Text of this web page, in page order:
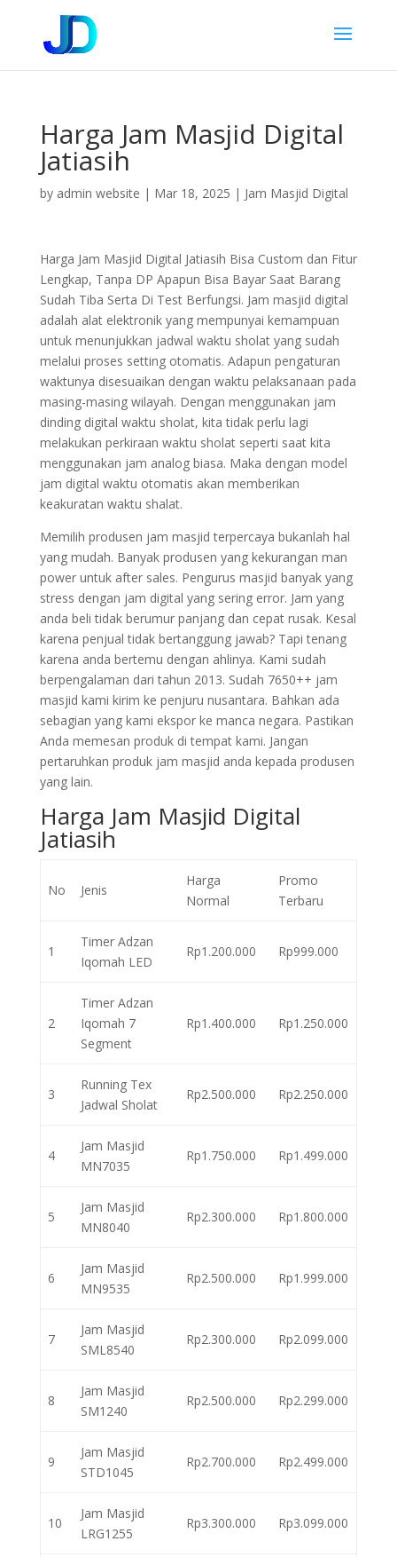
Harga Jam Masjid Digital
Jatiasih
by admin website | Mar 18, 2025 | Jam Masjid Digital
Harga Jam Masjid Digital Jatiasih Bisa Custom dan Fitur
Lengkap, Tanpa DP Apapun Bisa Bayar Saat Barang
Sudah Tiba Serta Di Test Berfungsi. Jam masjid digital
adalah alat elektronik yang mempunyai kemampuan
untuk menunjukkan jadwal waktu sholat yang sudah
melalui proses setting otomatis. Adapun pengaturan
waktunya disesuaikan dengan waktu pelaksanaan pada
masing-masing wilayah. Dengan menggunakan jam
dinding digital waktu sholat, kita tidak perlu lagi
melakukan perkiraan waktu sholat seperti saat kita
menggunakan jam analog biasa. Maka dengan model
jam digital waktu otomatis akan memberikan
keakuratan waktu shalat.
Memilih produsen jam masjid terpercaya bukanlah hal
yang mudah. Banyak produsen yang kekurangan man
power untuk after sales. Pengurus masjid banyak yang
stress dengan jam digital yang sering error. Jam yang
anda beli tidak berumur panjang dan cepat rusak. Kesal
karena penjual tidak bertanggung jawab? Tapi tenang
karena anda bertemu dengan ahlinya. Kami sudah
berpengalaman dari tahun 2013. Sudah 7650++ jam
masjid kami kirim ke penjuru nusantara. Bahkan ada
sebagian yang kami ekspor ke manca negara. Pastikan
Anda memesan produk di tempat kami. Jangan
pertaruhkan produk jam masjid anda kepada produsen
yang lain.
Harga Jam Masjid Digital
Jatiasih
No Jenis
Harga
Normal
Promo
Terbaru
1
Timer Adzan
Iqomah LED
Rp1.200.000 Rp999.000
2
Timer Adzan
Iqomah 7
Segment
Rp1.400.000 Rp1.250.000
3
Running Tex
Jadwal Sholat
Rp2.500.000 Rp2.250.000
4
Jam Masjid
MN7035
Rp1.750.000 Rp1.499.000
5
Jam Masjid
MN8040
Rp2.300.000 Rp1.800.000
6
Jam Masjid
MN9535
Rp2.500.000 Rp1.999.000
7
Jam Masjid
SML8540
Rp2.300.000 Rp2.099.000
8
Jam Masjid
SM1240
Rp2.500.000 Rp2.299.000
9
Jam Masjid
STD1045
Rp2.700.000 Rp2.499.000
10
Jam Masjid
LRG1255
Rp3.300.000 Rp3.099.000